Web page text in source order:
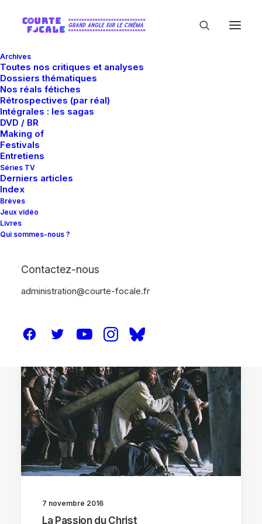
Archives
Toutes nos critiques et analyses
Dossiers thématiques
Nos réals fétiches
Rétrospectives (par réal)
Intégrales : les sagas
DVD / BR
Making of
Festivals
Entretiens
Séries TV
Derniers articles
Index
Brèves
Jeux vidéo
Livres
Qui sommes-nous ?
Contactez-nous
administration@courte-focale.fr
7 novembre 2016
La Passion du Christ